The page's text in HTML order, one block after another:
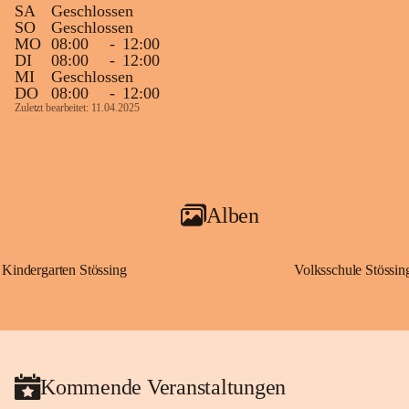
SA
Geschlossen
SO
Geschlossen
MO 08:00 - 12:00
DI
08:00 - 12:00
MI
Geschlossen
DO
08:00 - 12:00
Zuletzt bearbeitet: 11.04.2025
Alben
Kindergarten Stössing Volksschule
Kommende Veranstaltungen